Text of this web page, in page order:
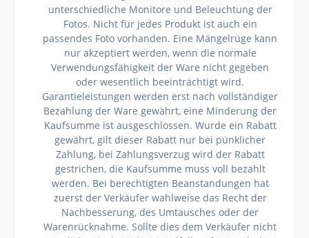
unterschiedliche Monitore und Beleuchtung der
Fotos. Nicht für jedes Produkt ist auch ein
passendes Foto vorhanden. Eine Mängelrüge kann
nur akzeptiert werden, wenn die normale
Verwendungsfähigkeit der Ware nicht gegeben
oder wesentlich beeinträchtigt wird.
Garantieleistungen werden erst nach vollständiger
Bezahlung der Ware gewährt, eine Minderung der
Kaufsumme ist ausgeschlossen. Wurde ein Rabatt
gewährt, gilt dieser Rabatt nur bei pünklicher
Zahlung, bei Zahlungsverzug wird der Rabatt
gestrichen, die Kaufsumme muss voll bezahlt
werden. Bei berechtigten Beanstandungen hat
zuerst der Verkäufer wahlweise das Recht der
Nachbesserung, des Umtausches oder der
Warenrücknahme. Sollte dies dem Verkäufer nicht